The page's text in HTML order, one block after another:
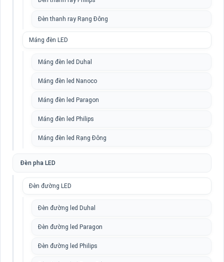
Đèn thanh ray Rạng Đông
Máng đèn LED
Máng đèn led Duhal
Máng đèn led Nanoco
Máng đèn led Paragon
Máng đèn led Philips
Máng đèn led Rạng Đông
Đèn pha LED
Đèn đường LED
Đèn đường led Duhal
Đèn đường led Paragon
Đèn đường led Philips